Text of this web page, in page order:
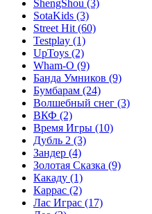
ShengShou (3)
SotaKids (3)
Street Hit (60)
Testplay (1)
UpToys (2)
Wham-O (9)
Банда Умников (9)
Бумбарам (24)
Волшебный снег (3)
ВКФ (2)
Время Игры (10)
Дубль 2 (3)
Зандер (4)
Золотая Сказка (9)
Какаду (1)
Каррас (2)
Лас Играс (17)